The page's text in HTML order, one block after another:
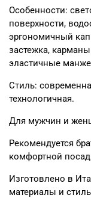
Особенности:
поверхности,
эргономичный
застежка,
эластичные
Стиль:
технологичная.
Для мужчин и
Рекомендуется
комфортной
Изготовлено в
материалы и